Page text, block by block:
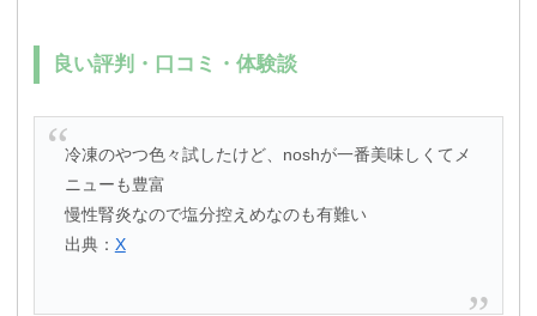
良い評判・口コミ・体験談
冷凍のやつ色々試したけど、noshが一番美味しくてメ
ニューも豊富
慢性腎炎なので塩分控えめなのも有難い
出典： X